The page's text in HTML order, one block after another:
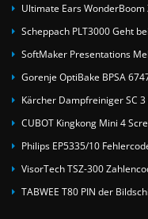
Ultimate Ears WonderBoom
Scheppach PLT3000 Geht
SoftMaker Presentations
Gorenje OptiBake BPSA
Kärcher Dampfreiniger SC 3
CUBOT Kingkong Mini 4
Philips EP5335/10
VisorTech TSZ-300
TABWEE T80 PIN der